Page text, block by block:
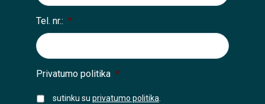
Tel. nr.: *
Privatumo politika *
sutinku su privatumo politika